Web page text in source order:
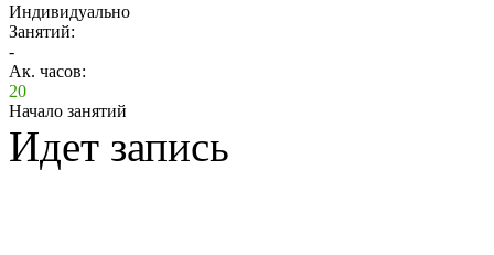
Индивидуально
Занятий:
-
Ак. часов:
20
Начало занятий
Идет запись